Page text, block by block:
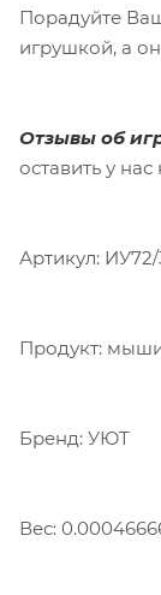
Порадуйте
игрушкой, а
Отзывы об
оставить у нас
Артикул:
Продукт:
Бренд: УЮТ
Вес: